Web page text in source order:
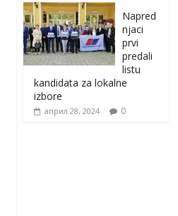
Napred
njaci
prvi
predali
listu
kandidata za lokalne
izbore
април 28, 2024 0